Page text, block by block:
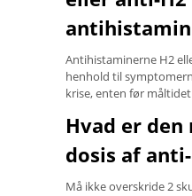
Antihistaminerne H2
henhold til
krise, enten før
Hvad er
dosis af
Må ikke overskride 2